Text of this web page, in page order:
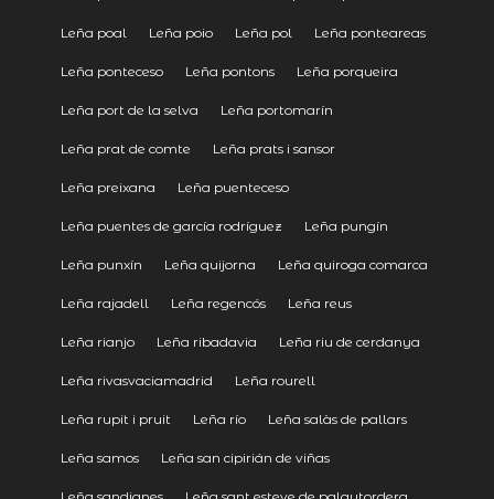
Leña poal Leña poio Leña pol Leña ponteareas
Leña ponteceso Leña pontons Leña porqueira
Leña port de la selva Leña portomarín
Leña prat de comte Leña prats i sansor
Leña preixana Leña puenteceso
Leña puentes de garcía rodríguez Leña pungín
Leña punxín Leña quijorna Leña quiroga comarca
Leña rajadell Leña regencós Leña reus
Leña rianjo Leña ribadavia Leña riu de cerdanya
Leña rivasvaciamadrid Leña rourell
Leña rupit i pruit Leña río Leña salàs de pallars
Leña samos Leña san cipirián de viñas